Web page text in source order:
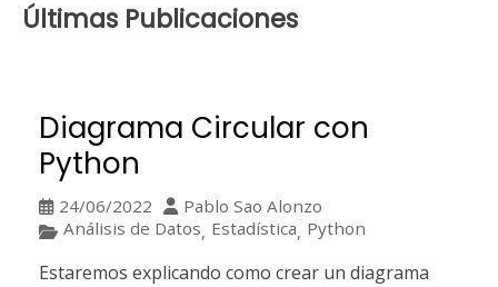
de
Últimas Publicaciones
Diagrama Circular con
Python
24/06/2022
Pablo Sao Alonzo
Análisis de Datos, Estadística, Python
Estaremos explicando como crear un diagrama